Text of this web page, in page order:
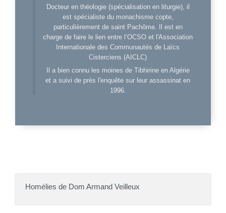
Docteur en théologie (spécialisation en liturgie), il
est spécialiste du monachisme copte,
particulièrement de saint Pachôme. Il est en
charge de faire le lien entre l’OCSO et l'Association
Internationale des Communautés de Laïcs
Cisterciens (AICLC)
Il a bien connu les moines de Tibhirine en Algérie
et a suivi de près l'enquête sur leur assassinat en
1996.
Homélies de Dom Armand Veilleux